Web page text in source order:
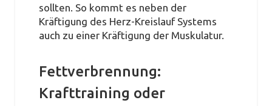
sollten. So kommt es neben der
Kräftigung des Herz-Kreislauf Systems
auch zu einer Kräftigung der Muskulatur.
Fettverbrennung:
Krafttraining oder